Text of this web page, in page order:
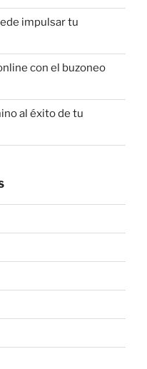
impulsar tu
con el buzoneo
al éxito de tu